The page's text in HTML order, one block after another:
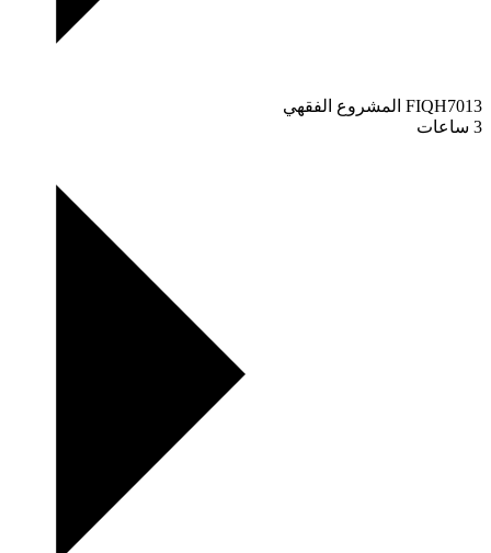
FIQH7013 المشروع الفقهي
3 ساعات